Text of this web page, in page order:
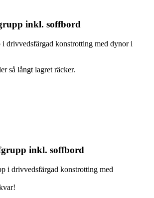
inkl. soffbord
drivvedsfärgad konstrotting med dynor i
så långt lagret räcker.
inkl. soffbord
i drivvedsfärgad konstrotting med